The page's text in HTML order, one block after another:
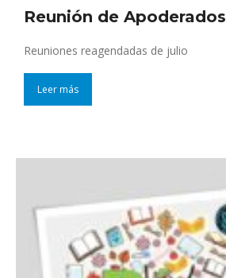
Reunión de Apoderados
Reuniones reagendadas de julio
Leer más